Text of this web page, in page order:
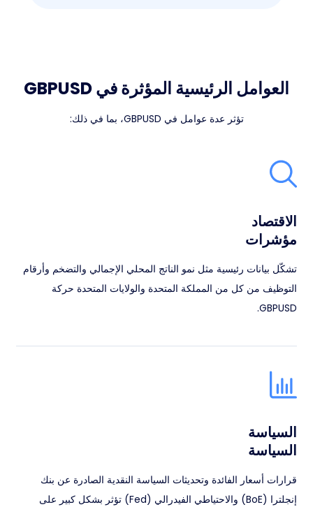
العوامل الرئيسية المؤثرة في GBPUSD
تؤثر عدة عوامل في GBPUSD، بما في ذلك:
الاقتصاد
مؤشرات
تشكّل بيانات رئيسية مثل نمو الناتج المحلي الإجمالي والتضخم وأرقام
التوظيف من كل من المملكة المتحدة والولايات المتحدة حركة
GBPUSD.
السياسة
السياسة
قرارات أسعار الفائدة وتحديثات السياسة النقدية الصادرة عن بنك
إنجلترا (BoE) والاحتياطي الفيدرالي (Fed) تؤثر بشكل كبير على